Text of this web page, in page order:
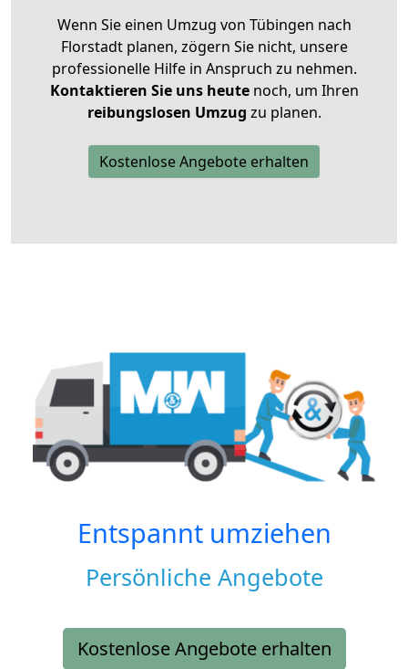
Wenn Sie einen Umzug von Tübingen nach
Florstadt planen, zögern Sie nicht, unsere
professionelle Hilfe in Anspruch zu nehmen.
Kontaktieren Sie uns heutenoch, um Ihren
reibungslosen Umzug zu planen.
Kostenlose Angebote erhalten
Entspannt umziehen
Persönliche Angebote
Kostenlose Angebote erhalten